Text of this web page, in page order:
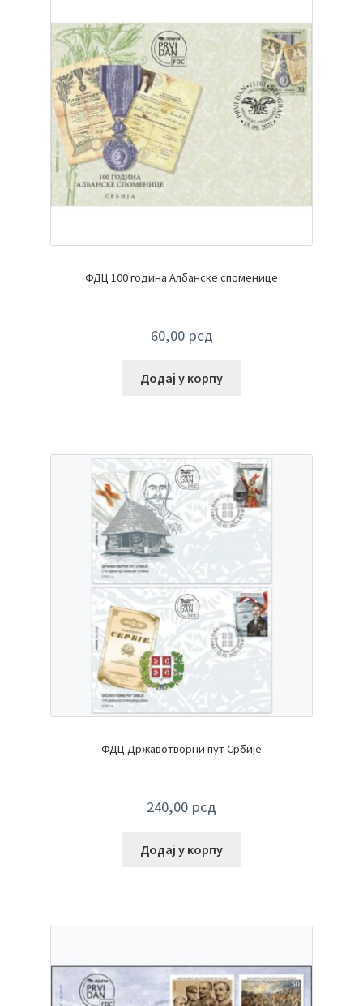
ФДЦ 100 година Албанске споменице
60,00 рсд
Додај у корпу
ФДЦ Државотворни пут Србије
240,00 рсд
Додај у корпу